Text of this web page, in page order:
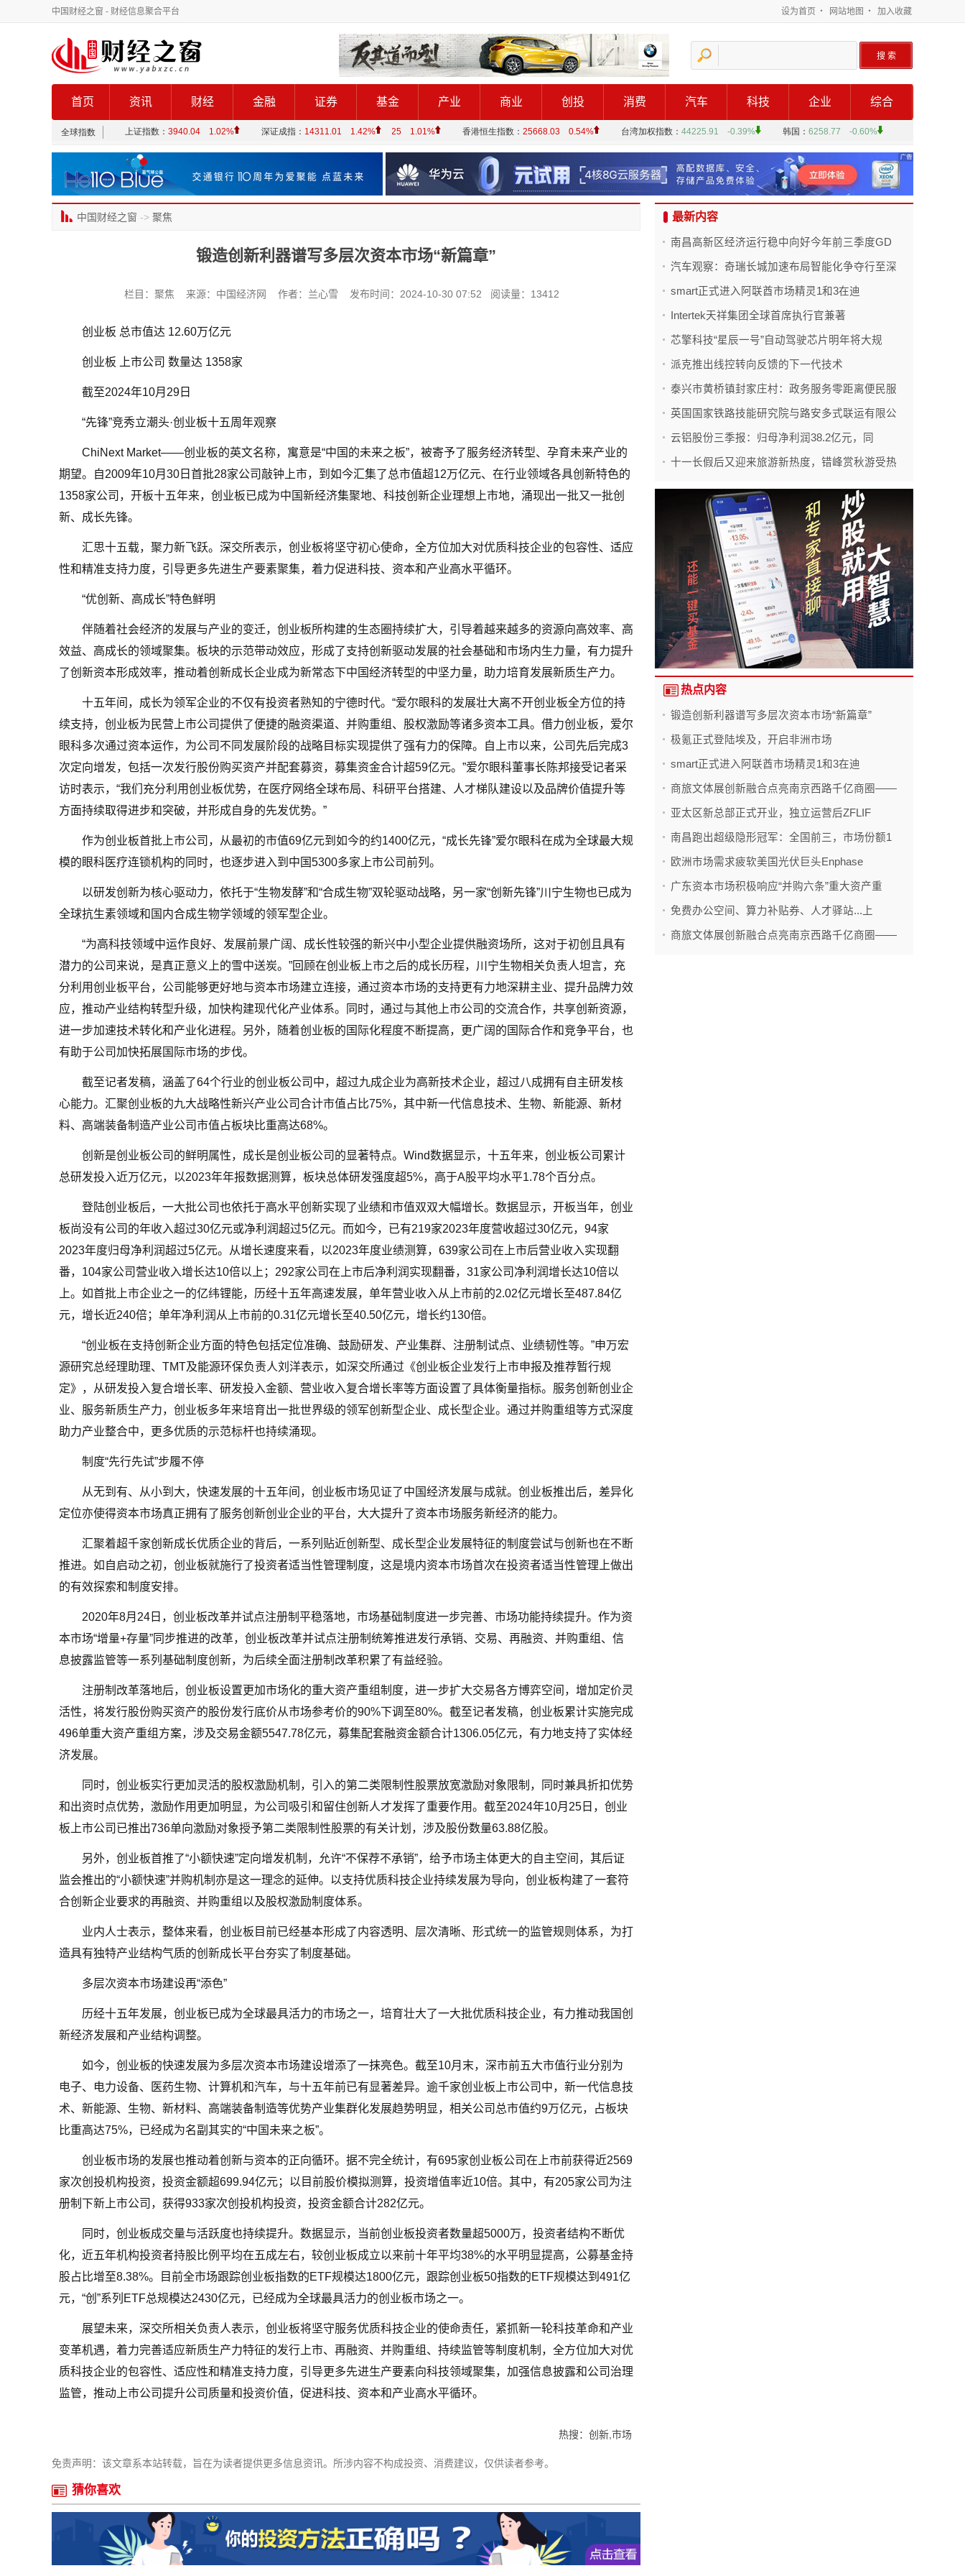
中国财经之窗 - 财经信息聚合平台 设为首页 ・ 网站地图 ・ 加入收藏
首页 资讯 财经 金融 证券 基金 产业 商业 创投 消费 汽车 科技 企业 综合
中国财经之窗 -> 聚焦
锻造创新利器谱写多层次资本市场“新篇章”
栏目：聚焦 来源：中国经济网 作者：兰心雪 发布时间：2024-10-30 07:52 阅读量：13412
创业板 总市值达 12.60万亿元
创业板 上市公司 数量达 1358家
截至2024年10月29日
“先锋”竞秀立潮头·创业板十五周年观察
ChiNext Market——创业板的英文名称，寓意是“中国的未来之板”，被寄予了服务经济转型、孕育未来产业的
期望。自2009年10月30日首批28家公司敲钟上市，到如今汇集了总市值超12万亿元、在行业领域各具创新特色的
1358家公司，开板十五年来，创业板已成为中国新经济集聚地、科技创新企业理想上市地，涌现出一批又一批创
新、成长先锋。
汇思十五载，聚力新飞跃。深交所表示，创业板将坚守初心使命，全方位加大对优质科技企业的包容性、适应
性和精准支持力度，引导更多先进生产要素聚集，着力促进科技、资本和产业高水平循环。
“优创新、高成长”特色鲜明
伴随着社会经济的发展与产业的变迁，创业板所构建的生态圈持续扩大，引导着越来越多的资源向高效率、高
效益、高成长的领域聚集。板块的示范带动效应，形成了支持创新驱动发展的社会基础和市场内生力量，有力提升
了创新资本形成效率，推动着创新成长企业成为新常态下中国经济转型的中坚力量，助力培育发展新质生产力。
十五年间，成长为领军企业的不仅有投资者熟知的宁德时代。“爱尔眼科的发展壮大离不开创业板全方位的持
续支持，创业板为民营上市公司提供了便捷的融资渠道、并购重组、股权激励等诸多资本工具。借力创业板，爱尔
眼科多次通过资本运作，为公司不同发展阶段的战略目标实现提供了强有力的保障。自上市以来，公司先后完成3
次定向增发，包括一次发行股份购买资产并配套募资，募集资金合计超59亿元。”爱尔眼科董事长陈邦接受记者采
访时表示，“我们充分利用创业板优势，在医疗网络全球布局、科研平台搭建、人才梯队建设以及品牌价值提升等
方面持续取得进步和突破，并形成自身的先发优势。”
作为创业板首批上市公司，从最初的市值69亿元到如今的约1400亿元，“成长先锋”爱尔眼科在成为全球最大规
模的眼科医疗连锁机构的同时，也逐步进入到中国5300多家上市公司前列。
以研发创新为核心驱动力，依托于“生物发酵”和“合成生物”双轮驱动战略，另一家“创新先锋”川宁生物也已成为
全球抗生素领域和国内合成生物学领域的领军型企业。
“为高科技领域中运作良好、发展前景广阔、成长性较强的新兴中小型企业提供融资场所，这对于初创且具有
潜力的公司来说，是真正意义上的雪中送炭。”回顾在创业板上市之后的成长历程，川宁生物相关负责人坦言，充
分利用创业板平台，公司能够更好地与资本市场建立连接，通过资本市场的支持更有力地深耕主业、提升品牌力效
应，推动产业结构转型升级，加快构建现代化产业体系。同时，通过与其他上市公司的交流合作，共享创新资源，
进一步加速技术转化和产业化进程。另外，随着创业板的国际化程度不断提高，更广阔的国际合作和竞争平台，也
有助于公司加快拓展国际市场的步伐。
截至记者发稿，涵盖了64个行业的创业板公司中，超过九成企业为高新技术企业，超过八成拥有自主研发核
心能力。汇聚创业板的九大战略性新兴产业公司合计市值占比75%，其中新一代信息技术、生物、新能源、新材
料、高端装备制造产业公司市值占板块比重高达68%。
创新是创业板公司的鲜明属性，成长是创业板公司的显著特点。Wind数据显示，十五年来，创业板公司累计
总研发投入近万亿元，以2023年年报数据测算，板块总体研发强度超5%，高于A股平均水平1.78个百分点。
登陆创业板后，一大批公司也依托于高水平创新实现了业绩和市值双双大幅增长。数据显示，开板当年，创业
板尚没有公司的年收入超过30亿元或净利润超过5亿元。而如今，已有219家2023年度营收超过30亿元，94家
2023年度归母净利润超过5亿元。从增长速度来看，以2023年度业绩测算，639家公司在上市后营业收入实现翻
番，104家公司营业收入增长达10倍以上；292家公司在上市后净利润实现翻番，31家公司净利润增长达10倍以
上。如首批上市企业之一的亿纬锂能，历经十五年高速发展，单年营业收入从上市前的2.02亿元增长至487.84亿
元，增长近240倍；单年净利润从上市前的0.31亿元增长至40.50亿元，增长约130倍。
“创业板在支持创新企业方面的特色包括定位准确、鼓励研发、产业集群、注册制试点、业绩韧性等。”申万宏
源研究总经理助理、TMT及能源环保负责人刘洋表示，如深交所通过《创业板企业发行上市申报及推荐暂行规
定》，从研发投入复合增长率、研发投入金额、营业收入复合增长率等方面设置了具体衡量指标。服务创新创业企
业、服务新质生产力，创业板多年来培育出一批世界级的领军创新型企业、成长型企业。通过并购重组等方式深度
助力产业整合中，更多优质的示范标杆也持续涌现。
制度“先行先试”步履不停
从无到有、从小到大，快速发展的十五年间，创业板市场见证了中国经济发展与成就。创业板推出后，差异化
定位亦使得资本市场真正拥有了服务创新创业企业的平台，大大提升了资本市场服务新经济的能力。
汇聚着超千家创新成长优质企业的背后，一系列贴近创新型、成长型企业发展特征的制度尝试与创新也在不断
推进。如自启动之初，创业板就施行了投资者适当性管理制度，这是境内资本市场首次在投资者适当性管理上做出
的有效探索和制度安排。
2020年8月24日，创业板改革并试点注册制平稳落地，市场基础制度进一步完善、市场功能持续提升。作为资
本市场“增量+存量”同步推进的改革，创业板改革并试点注册制统筹推进发行承销、交易、再融资、并购重组、信
息披露监管等一系列基础制度创新，为后续全面注册制改革积累了有益经验。
注册制改革落地后，创业板设置更加市场化的重大资产重组制度，进一步扩大交易各方博弈空间，增加定价灵
活性，将发行股份购买资产的股份发行底价从市场参考价的90%下调至80%。截至记者发稿，创业板累计实施完成
496单重大资产重组方案，涉及交易金额5547.78亿元，募集配套融资金额合计1306.05亿元，有力地支持了实体经
济发展。
同时，创业板实行更加灵活的股权激励机制，引入的第二类限制性股票放宽激励对象限制，同时兼具折扣优势
和出资时点优势，激励作用更加明显，为公司吸引和留住创新人才发挥了重要作用。截至2024年10月25日，创业
板上市公司已推出736单向激励对象授予第二类限制性股票的有关计划，涉及股份数量63.88亿股。
另外，创业板首推了“小额快速”定向增发机制，允许“不保荐不承销”，给予市场主体更大的自主空间，其后证
监会推出的“小额快速”并购机制亦是这一理念的延伸。以支持优质科技企业持续发展为导向，创业板构建了一套符
合创新企业要求的再融资、并购重组以及股权激励制度体系。
业内人士表示，整体来看，创业板目前已经基本形成了内容透明、层次清晰、形式统一的监管规则体系，为打
造具有独特产业结构气质的创新成长平台夯实了制度基础。
多层次资本市场建设再“添色”
历经十五年发展，创业板已成为全球最具活力的市场之一，培育壮大了一大批优质科技企业，有力推动我国创
新经济发展和产业结构调整。
如今，创业板的快速发展为多层次资本市场建设增添了一抹亮色。截至10月末，深市前五大市值行业分别为
电子、电力设备、医药生物、计算机和汽车，与十五年前已有显著差异。逾千家创业板上市公司中，新一代信息技
术、新能源、生物、新材料、高端装备制造等优势产业集群化发展趋势明显，相关公司总市值约9万亿元，占板块
比重高达75%，已经成为名副其实的“中国未来之板”。
创业板市场的发展也推动着创新与资本的正向循环。据不完全统计，有695家创业板公司在上市前获得近2569
家次创投机构投资，投资金额超699.94亿元；以目前股价模拟测算，投资增值率近10倍。其中，有205家公司为注
册制下新上市公司，获得933家次创投机构投资，投资金额合计282亿元。
同时，创业板成交量与活跃度也持续提升。数据显示，当前创业板投资者数量超5000万，投资者结构不断优
化，近五年机构投资者持股比例平均在五成左右，较创业板成立以来前十年平均38%的水平明显提高，公募基金持
股占比增至8.38%。目前全市场跟踪创业板指数的ETF规模达1800亿元，跟踪创业板50指数的ETF规模达到491亿
元，“创”系列ETF总规模达2430亿元，已经成为全球最具活力的创业板市场之一。
展望未来，深交所相关负责人表示，创业板将坚守服务优质科技企业的使命责任，紧抓新一轮科技革命和产业
变革机遇，着力完善适应新质生产力特征的发行上市、再融资、并购重组、持续监管等制度机制，全方位加大对优
质科技企业的包容性、适应性和精准支持力度，引导更多先进生产要素向科技领域聚集，加强信息披露和公司治理
监管，推动上市公司提升公司质量和投资价值，促进科技、资本和产业高水平循环。
热搜：创新,市场
免责声明：该文章系本站转载，旨在为读者提供更多信息资讯。所涉内容不构成投资、消费建议，仅供读者参考。
猜你喜欢
最新内容
南昌高新区经济运行稳中向好今年前三季度GD
汽车观察：奇瑞长城加速布局智能化争夺行至深
smart正式进入阿联酋市场精灵1和3在迪
Intertek天祥集团全球首席执行官兼著
芯擎科技“星辰一号”自动驾驶芯片明年将大规
派克推出线控转向反馈的下一代技术
泰兴市黄桥镇封家庄村：政务服务零距离便民服
英国国家铁路技能研究院与路安多式联运有限公
云铝股份三季报：归母净利润38.2亿元，同
十一长假后又迎来旅游新热度，错峰赏秋游受热
热点内容
锻造创新利器谱写多层次资本市场“新篇章”
极氪正式登陆埃及，开启非洲市场
smart正式进入阿联酋市场精灵1和3在迪
商旅文体展创新融合点亮南京西路千亿商圈——
亚太区新总部正式开业，独立运营后ZFLIF
南昌跑出超级隐形冠军：全国前三，市场份额1
欧洲市场需求疲软美国光伏巨头Enphase
广东资本市场积极响应“并购六条”重大资产重
免费办公空间、算力补贴券、人才驿站...上
商旅文体展创新融合点亮南京西路千亿商圈——